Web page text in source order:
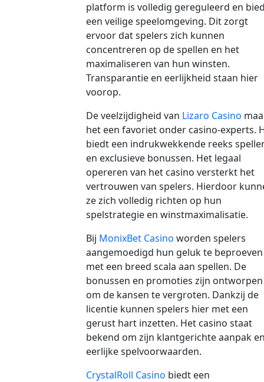
platform is volledig gereguleerd en
een veilige speelomgeving. Dit zorgt
ervoor dat spelers zich kunnen
concentreren op de spellen en het
maximaliseren van hun winsten.
Transparantie en eerlijkheid staan hier
voorop.
De veelzijdigheid van Lizaro Casino
het een favoriet onder casino-experts.
biedt een indrukwekkende reeks
en exclusieve bonussen. Het legaal
opereren van het casino versterkt het
vertrouwen van spelers. Hierdoor
ze zich volledig richten op hun
spelstrategie en winstmaximalisatie.
Bij MonixBet Casino worden spelers
aangemoedigd hun geluk te beproeven
met een breed scala aan spellen. De
bonussen en promoties zijn ontworpen
om de kansen te vergroten. Dankzij de
licentie kunnen spelers hier met een
gerust hart inzetten. Het casino staat
bekend om zijn klantgerichte aanpak en
eerlijke spelvoorwaarden.
CrystalRoll Casino biedt een